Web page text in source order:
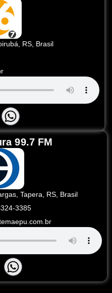
RS, Brasil
99.7 FM
Tapera, RS, Brasil
3385